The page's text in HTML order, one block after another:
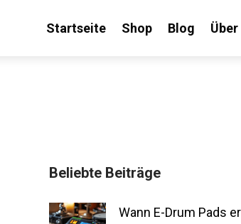
Startseite Shop Blog Über
Beliebte Beiträge
Wann E-Drum Pads